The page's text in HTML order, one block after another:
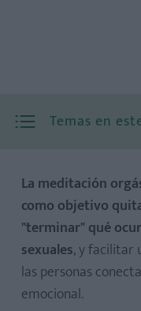
Temas en
Crear un espacio
La persona que da
La meditación
como objetivo
"terminar" qué
sexuales, y facilitar
las personas
emocional.